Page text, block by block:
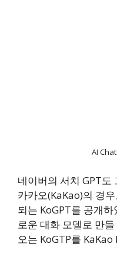
AI
네이버의 서치 GPT도
카카오(KaKao)의 경
되는 KoGPT를 공개
로운 대화 모델로 만
오는 KoGTP를